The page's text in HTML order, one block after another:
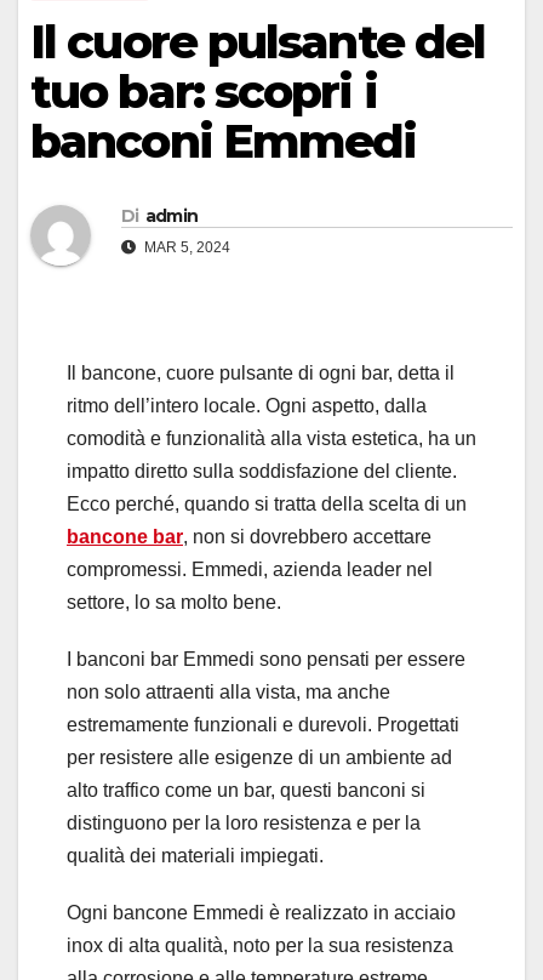
Il cuore pulsante del
tuo bar: scopri i
banconi Emmedi
Di admin
MAR 5, 2024
Il bancone, cuore pulsante di ogni bar, detta il
ritmo dell’intero locale. Ogni aspetto, dalla
comodità e funzionalità alla vista estetica, ha un
impatto diretto sulla soddisfazione del cliente.
Ecco perché, quando si tratta della scelta di un
bancone bar, non si dovrebbero accettare
compromessi. Emmedi, azienda leader nel
settore, lo sa molto bene.
I banconi bar Emmedi sono pensati per essere
non solo attraenti alla vista, ma anche
estremamente funzionali e durevoli. Progettati
per resistere alle esigenze di un ambiente ad
alto traffico come un bar, questi banconi si
distinguono per la loro resistenza e per la
qualità dei materiali impiegati.
Ogni bancone Emmedi è realizzato in acciaio
inox di alta qualità, noto per la sua resistenza